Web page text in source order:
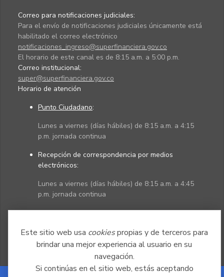
Este sitio web usa cookiespropias y de terceros para
brindar una mejor experiencia al usuario en su
navegación.
Si continúas en el sitio web, estás aceptando
Correo para notificaciones judiciales:
Para el envío de notificaciones judiciales únicamente está
habilitado el correo electrónico
notificaciones_ingreso@superfinanciera.gov.co
El horario de este canal es de 8:15 a.m. a 5:00 p.m.
Correo institucional:
super@superfinanciera.gov.co
Horario de atención
Punto Ciudadano:
Lunes a viernes (días hábiles) de 8:15 a.m. a 4:15
p.m. jornada continua
Recepción de correspondencia por medios
electrónicos:
Lunes a viernes (días hábiles) de 8:15 a.m. a 4:45
p.m. jornada continua